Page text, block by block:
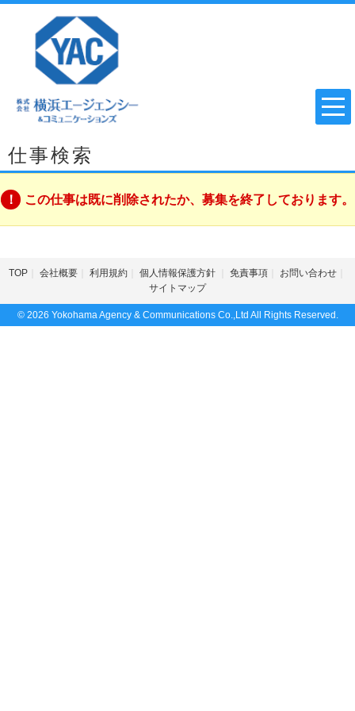
仕事検索
この仕事は既に削除されたか、募集を終了しております。
TOP 会社概要 利用規約 個人情報保護方針 免責事項
お問い合わせ
サイトマップ
© 2026 Yokohama Agency & Communications Co.,Ltd All Rights Reserved.